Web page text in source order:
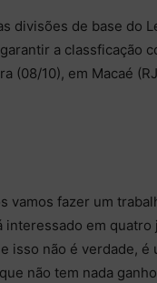
divisões de base do
a classficação
(08/10), em Macaé
vamos fazer um
em
isso não é verdade,
não tem nada